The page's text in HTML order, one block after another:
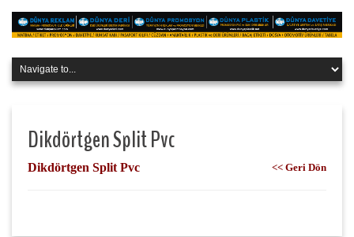
Dikdörtgen Split Pvc
Dikdörtgen Split Pvc << Geri Dön